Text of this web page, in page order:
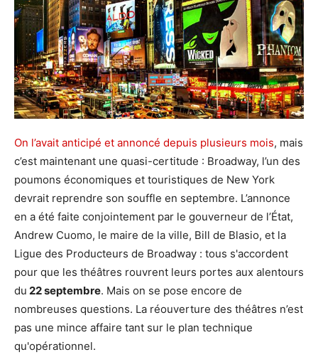
On l’avait anticipé et annoncé depuis plusieurs mois, mais
c’est maintenant une quasi-certitude : Broadway, l’un des
poumons économiques et touristiques de New York
devrait reprendre son souffle en septembre. L’annonce
en a été faite conjointement par le gouverneur de l’État,
Andrew Cuomo, le maire de la ville, Bill de Blasio, et la
Ligue des Producteurs de Broadway : tous s'accordent
pour que les théâtres rouvrent leurs portes aux alentours
du 22 septembre. Mais on se pose encore de
nombreuses questions. La réouverture des théâtres n’est
pas une mince affaire tant sur le plan technique
qu'opérationnel.